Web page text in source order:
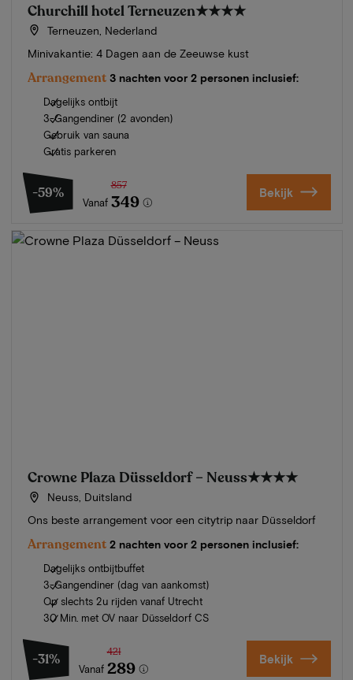
Churchill hotel Terneuzen★★★★
Terneuzen, Nederland
Minivakantie: 4 Dagen aan de Zeeuwse kust
Arrangement 3 nachten voor 2 personen inclusief:
Dagelijks ontbijt
3-Gangendiner (2 avonden)
Gebruik van sauna
Gratis parkeren
-59%
Vanaf
857
349 Bekijk
Crowne Plaza Düsseldorf – Neuss★★★★
Neuss, Duitsland
Ons beste arrangement voor een citytrip naar Düsseldorf
Arrangement 2 nachten voor 2 personen inclusief:
Dagelijks ontbijtbuffet
3-Gangendiner (dag van aankomst)
Op slechts 2u rijden vanaf Utrecht
30 Min. met OV naar Düsseldorf CS
-31%
Vanaf
421
289 Bekijk